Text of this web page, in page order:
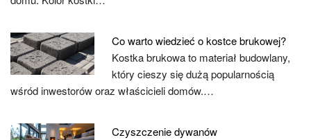
Co warto wiedzieć o kostce brukowej?
Kostka brukowa to materiał budowlany,
który cieszy się dużą popularnością
wśród inwestorów oraz właścicieli domów.…
Czyszczenie dywanów